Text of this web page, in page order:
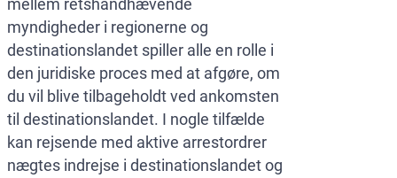
mellem retshåndhævende
myndigheder i regionerne og
destinationslandet spiller alle en rolle i
den juridiske proces med at afgøre, om
du vil blive tilbageholdt ved ankomsten
til destinationslandet. I nogle tilfælde
kan rejsende med aktive arrestordrer
nægtes indrejse i destinationslandet og